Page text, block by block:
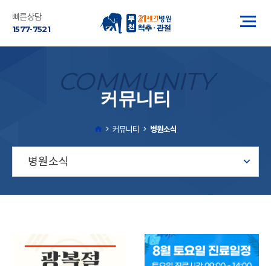
빠른상담
1577-7521
COMMUNITY
커뮤니티
커뮤니티 병원소식
병원소식